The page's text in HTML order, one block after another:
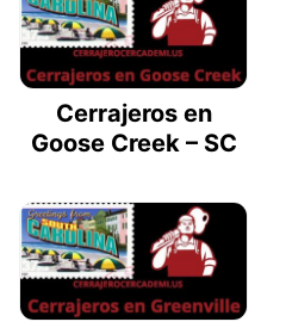
Cerrajeros en
Goose Creek – SC